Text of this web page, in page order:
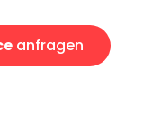
anfragen